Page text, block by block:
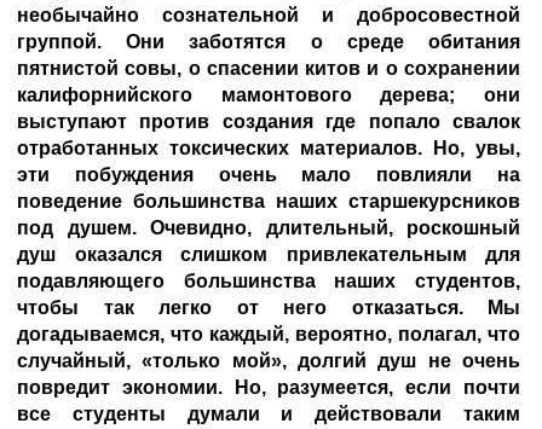
необычайно сознательной и добросовестной
группой. Они заботятся о среде обитания
пятнистой совы, о спасении китов и о сохранении
калифорнийского мамонтового дерева; они
выступают против создания где попало свалок
отработанных токсических материалов. Но, увы,
эти побуждения очень мало повлияли на
поведение большинства наших старшекурсников
под душем. Очевидно, длительный, роскошный
душ оказался слишком привлекательным для
подавляющего большинства наших студентов,
чтобы так легко от него отказаться. Мы
догадываемся, что каждый, вероятно, полагал, что
случайный, «только мой», долгий душ не очень
повредит экономии. Но, разумеется, если почти
все студенты думали и действовали таким